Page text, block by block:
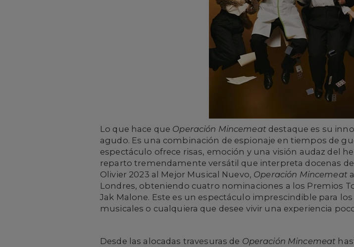
Lo que hace que Operación Mincemeatdestaque es su
agudo. Es una combinación de espionaje en tiempos de
espectáculo ofrece risas, emoción y una visión audaz del
reparto tremendamente versátil que interpreta docenas
Olivier 2023 al Mejor Musical Nuevo, Operación Mincemeat
Londres, obteniendo cuatro nominaciones a los Premios
Jak Malone. Este es un espectáculo imprescindible para
musicales o cualquiera que desee vivir una experiencia
Desde las alocadas travesuras de Operación Mincemeat